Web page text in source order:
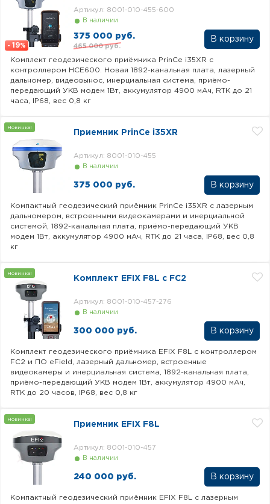
- 19%
В наличии
Артикул: 8001-010-455-600
375 000 руб.
465 000 руб.
Комплект геодезического приёмника PrinCe i35XR с
контроллером HCE600. Новая 1892-канальная плата, лазерный
дальномер, видеовынос, инерциальная система, приёмо-
передающий УКВ модем 1Вт, аккумулятор 4900 мАч, RTK до 21
часа, IP68, вес 0,8 кг
Новинка!
Приемник PrinCe i35XR
В наличии
Артикул: 8001-010-455
375 000 руб.
Компактный геодезический приёмник PrinCe i35XR с лазерным
дальномером, встроенными видеокамерами и инерциальной
системой, 1892-канальная плата, приёмо-передающий УКВ
модем 1Вт, аккумулятор 4900 мАч, RTK до 21 часа, IP68, вес 0,8
кг
Новинка!
Комплект EFIX F8L с FC2
В наличии
Артикул: 8001-010-457-276
300 000 руб.
Комплект геодезического приёмника EFIX F8L с контроллером
FC2 и ПО eField, лазерный дальномер, встроенные
видеокамеры и инерциальная система, 1892-канальная плата,
приёмо-передающий УКВ модем 1Вт, аккумулятор 4900 мАч,
RTK до 20 часов, IP68, вес 0,8 кг
Новинка!
Приемник EFIX F8L
В наличии
Артикул: 8001-010-457
240 000 руб.
Компактный геодезический приёмник EFIX F8L с лазерным